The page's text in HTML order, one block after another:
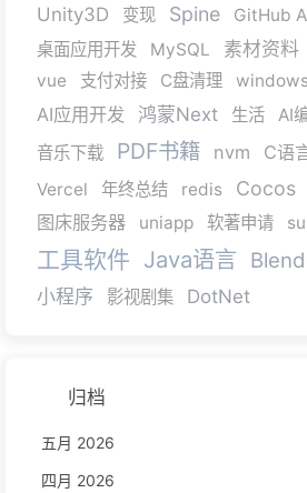
Unity3D
变现 Spine
GitHub
桌面应用开发
MySQL 素材资料
vue
支付对接 C盘清理
AI应用开发 鸿蒙Next 生活 AI
音乐下载 PDF书籍 nvm C语
Vercel
年终总结 redis Cocos
图床服务器 uniapp 软著申请
工具软件 Java语言
小程序 影视剧集 DotNet
归档
五月 2026
四月 2026